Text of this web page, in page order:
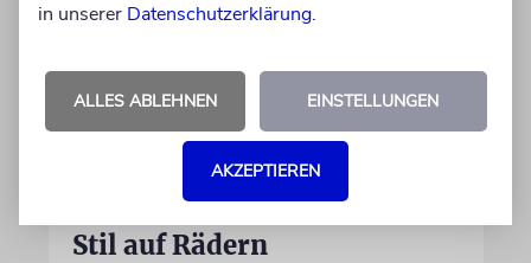
Stil auf Rädern
in unserer Datenschutzerklärung.
ALLES ABLEHNEN EINSTELLUNGEN
AKZEPTIEREN